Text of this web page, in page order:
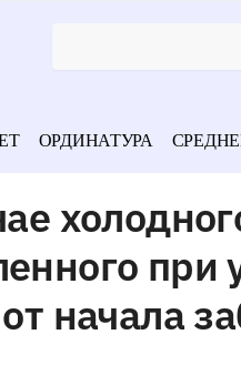
ОРДИНАТУРА
при
начала